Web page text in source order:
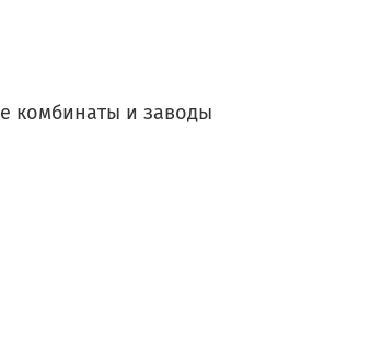
комбинаты и заводы